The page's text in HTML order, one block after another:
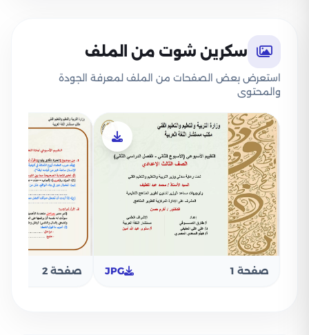
سكرين شوت من الملف
استعرض بعض الصفحات من الملف لمعرفة الجودة
والمحتوى
صفحة 1 JPG صفحة 2